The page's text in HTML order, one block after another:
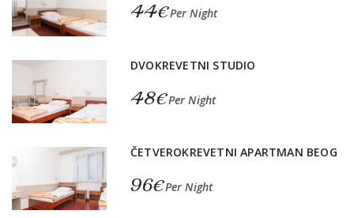
44€Per Night
DVOKREVETNI STUDIO
48€Per Night
ČETVEROKREVETNI APARTMAN BEOG
96€Per Night